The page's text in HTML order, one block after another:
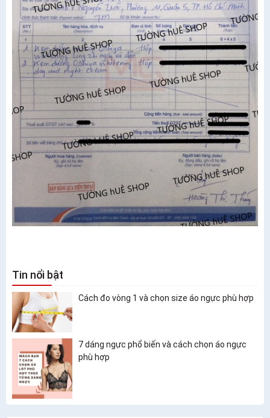
Tin nổi bật
Cách đo vòng 1 và chọn size áo ngực phù hợp
7 dáng ngực phổ biến và cách chọn áo ngực
phù hợp